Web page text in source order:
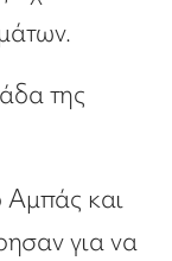
της
Αμπάς και
για να